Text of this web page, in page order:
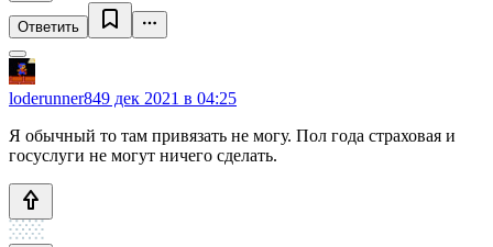
Ответить
loderunner849 дек 2021 в 04:25
Я обычный то там привязать не могу. Пол года страховая и
госуслуги не могут ничего сделать.